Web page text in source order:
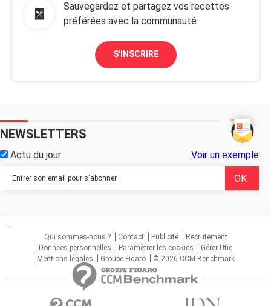
Sauvegardez et partagez vos recettes
préférées avec la communauté
S'INSCRIRE
NEWSLETTERS
Actu du jour Voir un exemple
...
Qui sommes-nous ?
Contact Publicité
Recrutement
Données personnelles
Paramétrer les cookies
Gérer Utiq
Mentions légales
Groupe Figaro © 2026 CCM Benchmark